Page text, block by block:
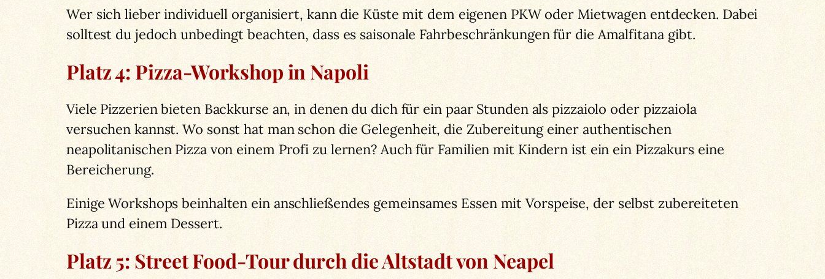
Wer sich lieber individuell organisiert, kann die Küste mit dem eigenen PKW oder Mietwagen entdecken. Dabei
solltest du jedoch unbedingt beachten, dass es saisonale Fahrbeschränkungen für die Amalfitana gibt.
Platz 4: Pizza-Workshop in Napoli
Viele Pizzerien bieten Backkurse an, in denen du dich für ein paar Stunden als pizzaiolo oder pizzaiola
versuchen kannst. Wo sonst hat man schon die Gelegenheit, die Zubereitung einer authentischen
neapolitanischen Pizza von einem Profi zu lernen? Auch für Familien mit Kindern ist ein ein Pizzakurs eine
Bereicherung.
Einige Workshops beinhalten ein anschließendes gemeinsames Essen mit Vorspeise, der selbst zubereiteten
Pizza und einem Dessert.
Platz 5: Street Food-Tour durch die Altstadt von Neapel